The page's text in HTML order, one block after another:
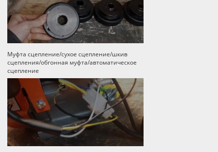
Муфта сцепление/сухое сцепление/шкив
сцепления/обгонная муфта/автоматическое
сцепление